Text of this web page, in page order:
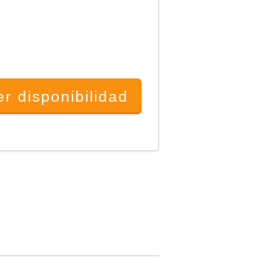
disponibilidad